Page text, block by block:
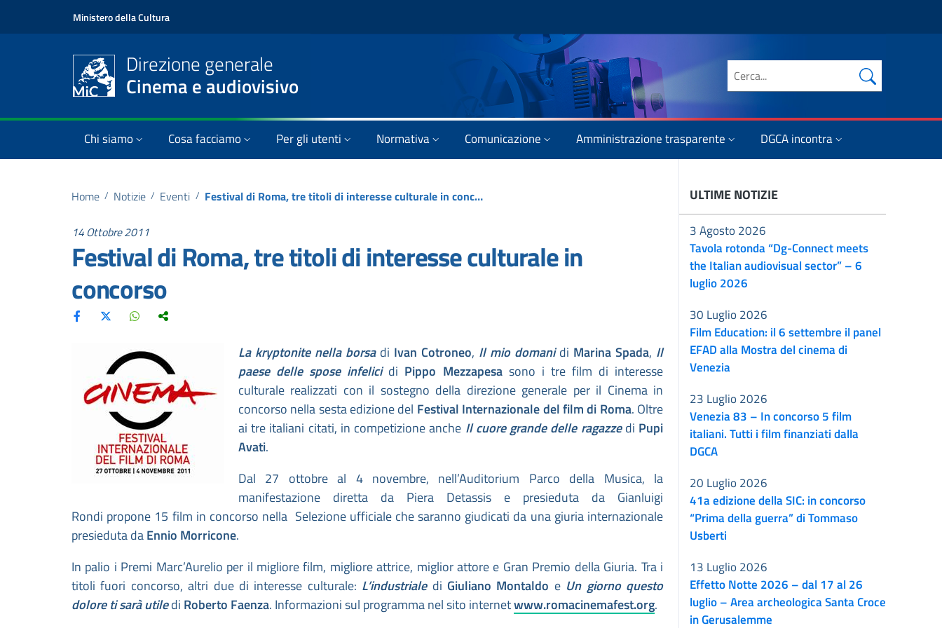
Ministero della Cultura
Direzione generale
Cinema e audiovisivo Cerca nel sito
Chi siamo Cosa facciamo Per gli utenti Normativa Comunicazione Amministrazione trasparente DGCA incontra
Home / Notizie / Eventi / Festival di Roma, tre titoli di interesse culturale in concorso
14 Ottobre 2011
Festival di Roma, tre titoli di interesse culturale in
concorso
La kryptonite nella borsa di Ivan Cotroneo, Il mio domanidi Marina Spada, Il
paese delle spose infelici di Pippo Mezzapesa sono i tre film di interesse
culturale realizzati con il sostegno della direzione generale per il Cinema in
concorso nella sesta edizione del Festival Internazionale del film di Roma. Oltre
ai tre italiani citati, in competizione anche Il cuore grande delle ragazzedi Pupi
Avati.
Dal 27 ottobre al 4 novembre, nell’Auditorium Parco della Musica, la
manifestazione diretta da Piera Detassis e presieduta da Gianluigi
Rondi propone 15 film in concorso nella Selezione ufficiale che saranno giudicati da una giuria internazionale
presieduta daEnnio Morricone.
In palio i Premi Marc’Aurelio per il migliore film, migliore attrice, miglior attore e Gran Premio della Giuria. Tra i
titoli fuori concorso, altri due di interesse culturale: L’industrialedi Giuliano Montaldo e Un giorno questo
dolore ti sarà utiledi Roberto Faenza. Informazioni sul programma nel sito internetwww.romacinemafest.org.
ULTIME NOTIZIE
Tavola rotonda “Dg-Connect meets
the Italian audiovisual sector” – 6
luglio 2026
3 Agosto 2026
Film Education: il 6 settembre il panel
EFAD alla Mostra del cinema di
Venezia
30 Luglio 2026
Venezia 83 – In concorso 5 film
italiani. Tutti i film finanziati dalla
DGCA
23 Luglio 2026
41a edizione della SIC: in concorso
“Prima della guerra” di Tommaso
Usberti
20 Luglio 2026
Effetto Notte 2026 – dal 17 al 26
luglio – Area archeologica Santa Croce
in Gerusalemme
13 Luglio 2026